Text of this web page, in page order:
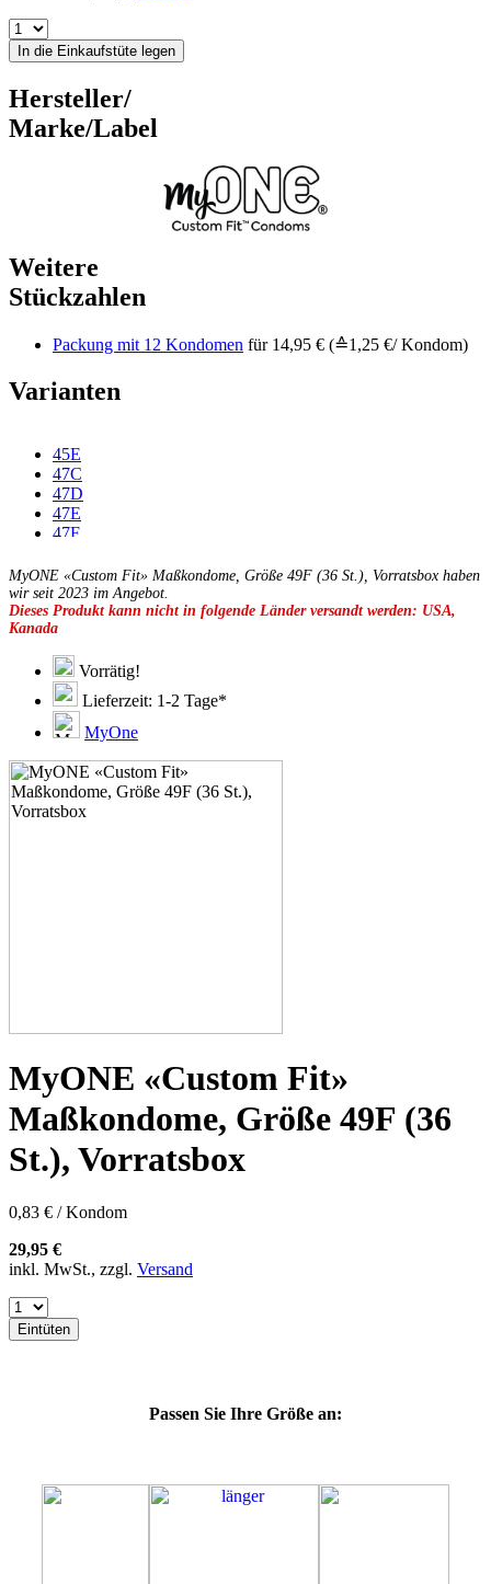
In die Einkaufstüte legen
Hersteller/
Marke/Label
Weitere
Stückzahlen
Packung mit 12 Kondomen für 14,95 € (≙1,25 €/ Kondom)
Varianten
45E
47C
47D
47E
47F
49D
49E
49G
51C
51D
51E
51F
51G
51H
53D
53E
53F
57H
57K
60E
60F
60G
60H
60K
60L
64E
64F
64L
64M
MyONE «Custom Fit» Maßkondome, Größe 49F (36 St.), Vorratsbox haben
wir seit 2023 im Angebot.
Dieses Produkt kann nicht in folgende Länder versandt werden: USA,
Kanada
Vorrätig!
Lieferzeit: 1-2 Tage*
MyOne
MyONE «Custom Fit»
Maßkondome, Größe 49F (36
St.), Vorratsbox
0,83 € / Kondom
29,95 €
inkl. MwSt., zzgl. Versand
Eintüten
Passen Sie Ihre Größe an: